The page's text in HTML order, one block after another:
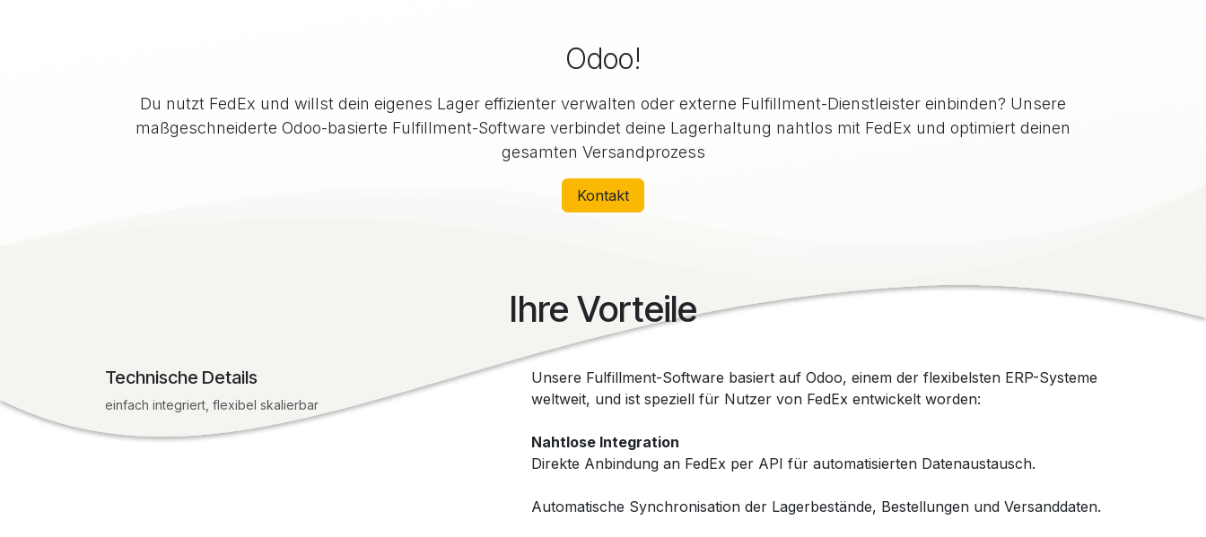
Odoo!
Du nutzt FedEx und willst dein eigenes Lager effizienter verwalten oder externe Fulfillment-Dienstleister einbinden? Unsere
maßgeschneiderte Odoo-basierte Fulfillment-Software verbindet deine Lagerhaltung nahtlos mit FedEx und optimiert deinen
gesamten Versandprozess
Kontakt
Ihre Vorteile
Technische Details
einfach integriert, flexibel skalierbar
Unsere Fulfillment-Software basiert auf Odoo, einem der flexibelsten ERP-Systeme
weltweit, und ist speziell für Nutzer von FedEx entwickelt worden:
Nahtlose Integration
Direkte Anbindung an FedEx per API für automatisierten Datenaustausch.
Automatische Synchronisation der Lagerbestände, Bestellungen und Versanddaten.